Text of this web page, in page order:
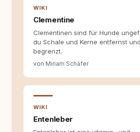
Selbstreflexion und
Hinterfragen
Texten möchte ich genau
WIKI
Clementine
Clementinen sind für Hunde
du Schale und Kerne entfernst
begrenzt.
von Miriam Schäfer
WIKI
Entenleber